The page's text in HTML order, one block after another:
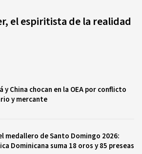
el espiritista de la realidad
y China chocan en la OEA por conflicto
y mercante
medallero de Santo Domingo 2026:
Dominicana suma 18 oros y 85 preseas